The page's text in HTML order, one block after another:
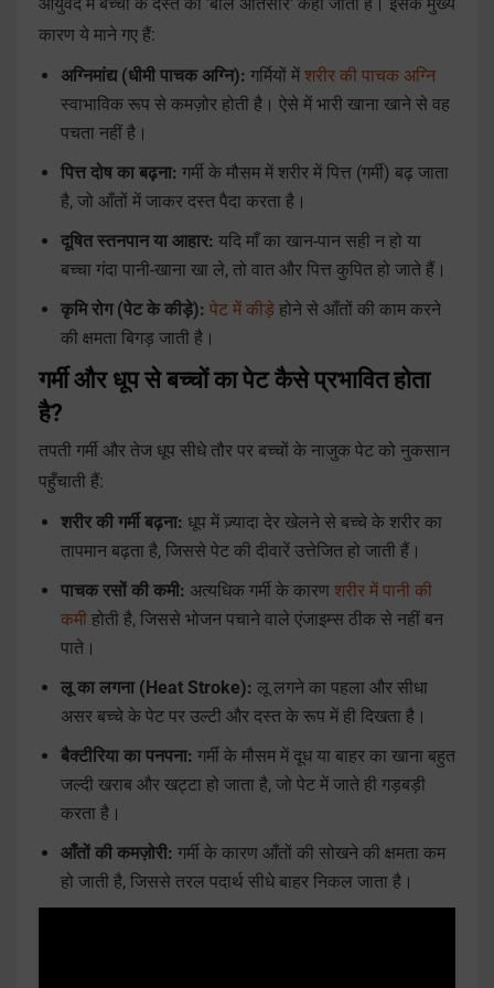
कारण ये माने गए हैं:
अग्निमांद्य (धीमी पाचक अग्नि): गर्मियों में शरीर की पाचक अग्नि
स्वाभाविक रूप से कमज़ोर होती है। ऐसे में भारी खाना खाने से वह
पचता नहीं है।
पित्त दोष का बढ़ना: गर्मी के मौसम में शरीर में पित्त (गर्मी) बढ़ जाता
है, जो आँतों में जाकर दस्त पैदा करता है।
दूषित स्तनपान या आहार: यदि माँ का खान-पान सही न हो या
बच्चा गंदा पानी-खाना खा ले, तो वात और पित्त कुपित हो जाते हैं।
कृमि रोग (पेट के कीड़े): पेट में कीड़े होने से आँतों की काम करने
की क्षमता बिगड़ जाती है।
गर्मी और धूप से बच्चों का पेट कैसे प्रभावित होता
है?
तपती गर्मी और तेज धूप सीधे तौर पर बच्चों के नाजुक पेट को नुकसान
पहुँचाती हैं:
शरीर की गर्मी बढ़ना: धूप में ज़्यादा देर खेलने से बच्चे के शरीर का
तापमान बढ़ता है, जिससे पेट की दीवारें उत्तेजित हो जाती हैं।
पाचक रसों की कमी: अत्यधिक गर्मी के कारण शरीर में पानी की
कमी होती है, जिससे भोजन पचाने वाले एंजाइम्स ठीक से नहीं बन
पाते।
लू का लगना (Heat Stroke): लू लगने का पहला और सीधा
असर बच्चे के पेट पर उल्टी और दस्त के रूप में ही दिखता है।
बैक्टीरिया का पनपना: गर्मी के मौसम में दूध या बाहर का खाना बहुत
जल्दी खराब और खट्टा हो जाता है, जो पेट में जाते ही गड़बड़ी
करता है।
आँतों की कमज़ोरी: गर्मी के कारण आँतों की सोखने की क्षमता कम
हो जाती है, जिससे तरल पदार्थ सीधे बाहर निकल जाता है।